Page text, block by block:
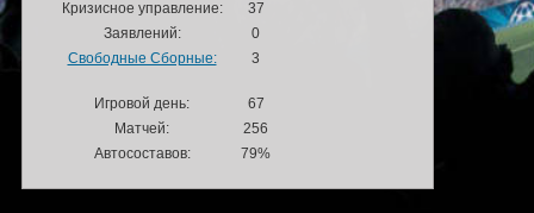
Кризисное управление:
37
Заявлений:
0
Свободные Сборные:
3
Игровой день:
67
Матчей:
256
Автосоставов:
79%